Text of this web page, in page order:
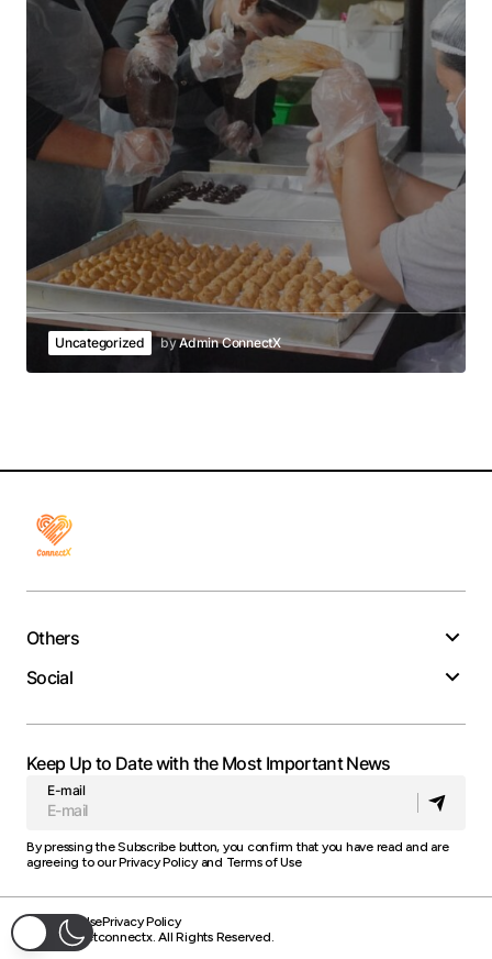
Uncategorized byAdmin ConnectX
Others
Social
Keep Up to Date with the Most Important News
E-mail
By pressing the Subscribe button, you confirm that you have read and are
agreeing to ourPrivacy Policyand Terms of Use
Terms of UsePrivacy Policy
© 2025 Getconnectx. All Rights Reserved.